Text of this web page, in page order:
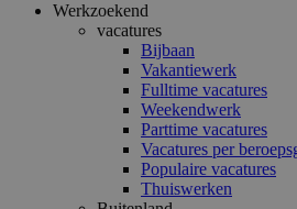
Werkzoekend
vacatures
Bijbaan
Vakantiewerk
Fulltime vacatures
Weekendwerk
Parttime vacatures
Vacatures per
Populaire vacatures
Thuiswerken